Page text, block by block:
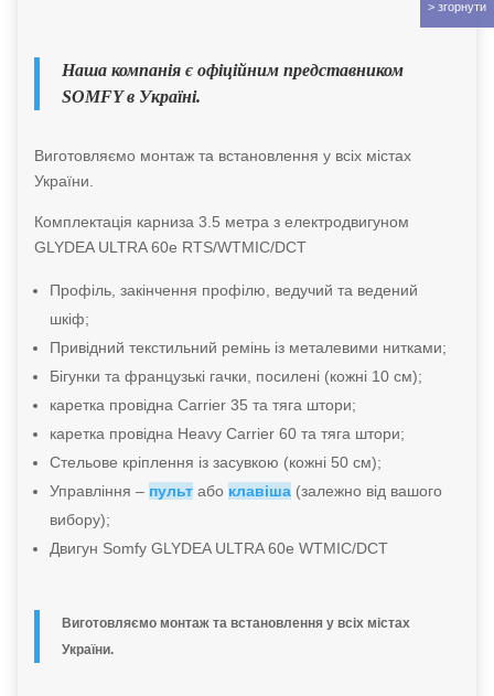
Наша компанія є офіційним представником
SOMFY в Україні.
Виготовляємо монтаж та встановлення у всіх містах
України.
Комплектація карниза 3.5 метра з електродвигуном
GLYDEA ULTRA 60e RTS/WTMIC/DCT
Профіль, закінчення профілю, ведучий та ведений
шкіф;
Привідний текстильний ремінь із металевими нитками;
Бігунки та французькі гачки, посилені (кожні 10 см);
каретка провідна Сarrier 35 та тяга штори;
каретка провідна Heavy Сarrier 60 та тяга штори;
Стельове кріплення із засувкою (кожні 50 см);
Управління – пультабо клавіша(залежно від вашого
вибору);
Двигун Somfy GLYDEA ULTRA 60e WTMIC/DCT
Виготовляємо монтаж та встановлення у всіх містах
України.